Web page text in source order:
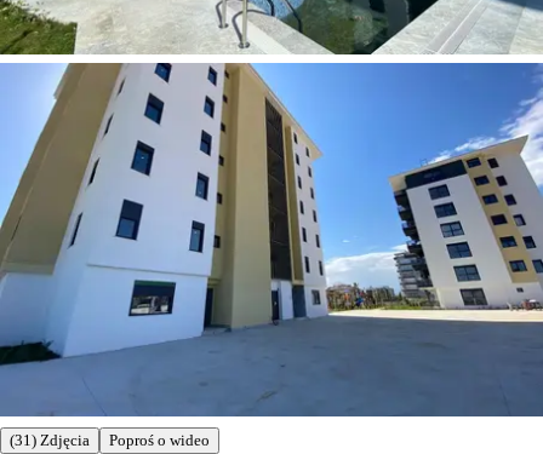
(31) Zdjęcia Poproś o wideo